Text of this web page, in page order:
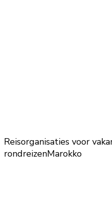
Reisorganisaties voor
rondreizenMarokko